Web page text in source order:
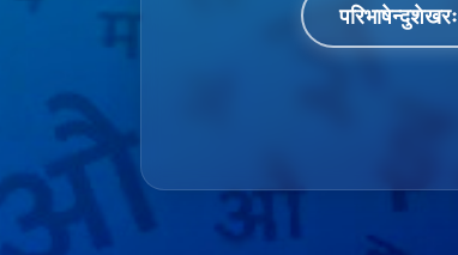
परिभाषेन्दुशेखरः